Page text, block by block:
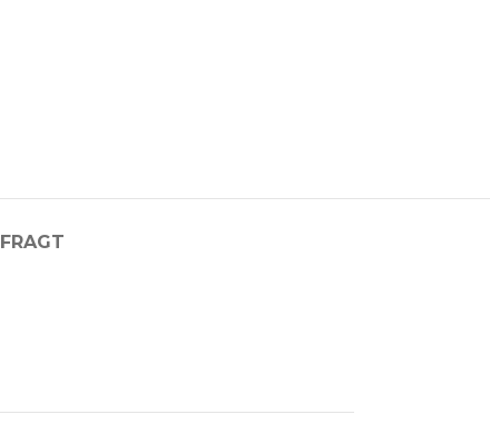
FRAGT